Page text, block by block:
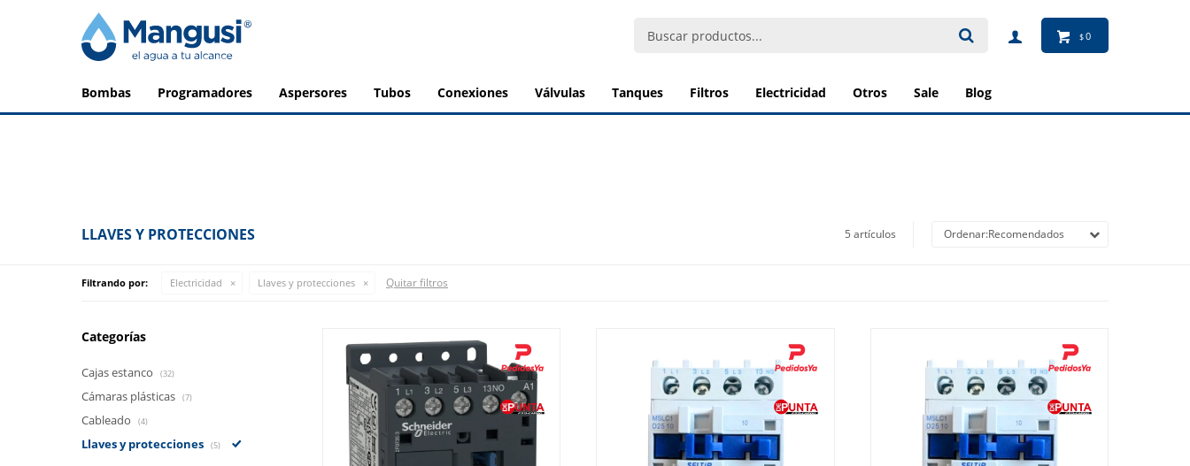
bombas programadores aspersores tubos conexiones válvulas tanques filtros electricidad otros sale blog
$0
LLAVES Y PROTECCIONES 5 artículos Recomendados
Filtrando por: Electricidad Llaves y protecciones Quitar filtros
Categorías
Cajas estanco (32)
Cámaras plásticas (7)
Cableado (4)
Llaves y protecciones (5)